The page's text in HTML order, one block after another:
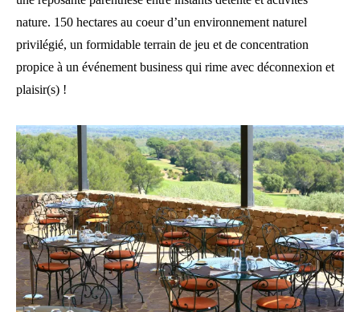
nature. 150 hectares au coeur d’un environnement naturel
privilégié, un formidable terrain de jeu et de concentration
propice à un événement business qui rime avec déconnexion et
plaisir(s) !